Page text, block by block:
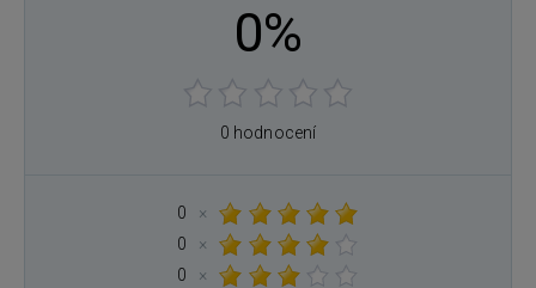
0%
0 hodnocení
0
×
0
×
0
×